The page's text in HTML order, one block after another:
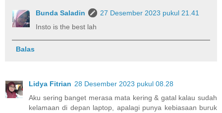
Bunda Saladin
27 Desember 2023 pukul 21.41
Insto is the best lah
Balas
Lidya Fitrian 28 Desember 2023 pukul 08.28
Aku sering banget merasa mata kering & gatal kalau sudah
kelamaan di depan laptop, apalagi punya kebiasaan buruk